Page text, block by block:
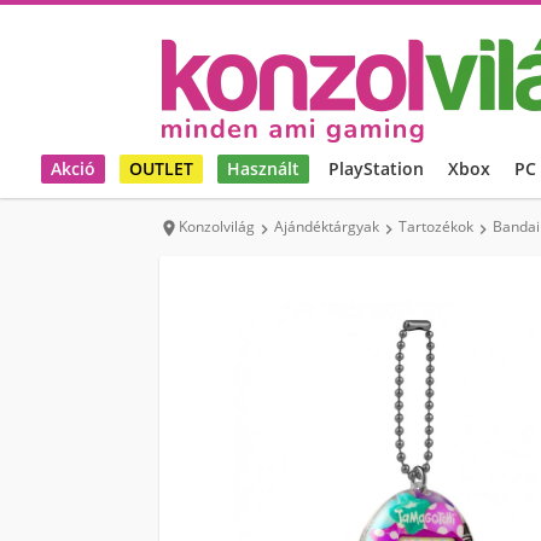
Akció OUTLET Használt PlayStation Xbox PC
 Konzolvilág  Ajándéktárgyak  Tartozékok 